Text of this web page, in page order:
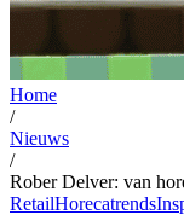
Home
/
Nieuws
/
Rober Delver: van
RetailHorecatrends